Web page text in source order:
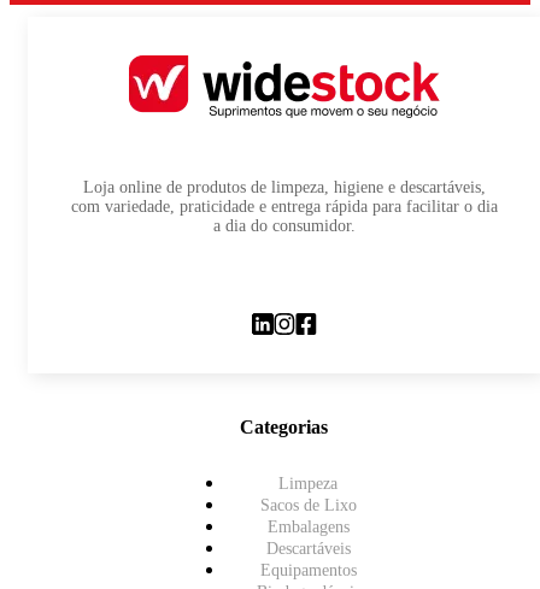
Loja online de produtos de limpeza, higiene e descartáveis,
com variedade, praticidade e entrega rápida para facilitar o dia
a dia do consumidor.
Categorias
Limpeza
Sacos de Lixo
Embalagens
Descartáveis
Equipamentos